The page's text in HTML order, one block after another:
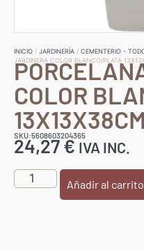
INICIO / JARDINERÍA / CEMENTERIO -
JARDINERA COLOR BLANCO/PLATA
COLOR
13X13X38CM
SKU:5608603204365
24,27€ IVA INC.
Añadir al carrito